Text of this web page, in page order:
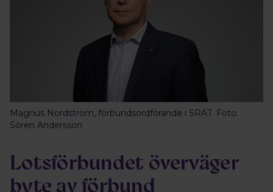
Magnus Nordström, förbundsordförande i SRAT. Foto:
Sören Andersson
Lotsförbundet överväger
byte av förbund